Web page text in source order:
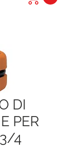
DI
PER
4